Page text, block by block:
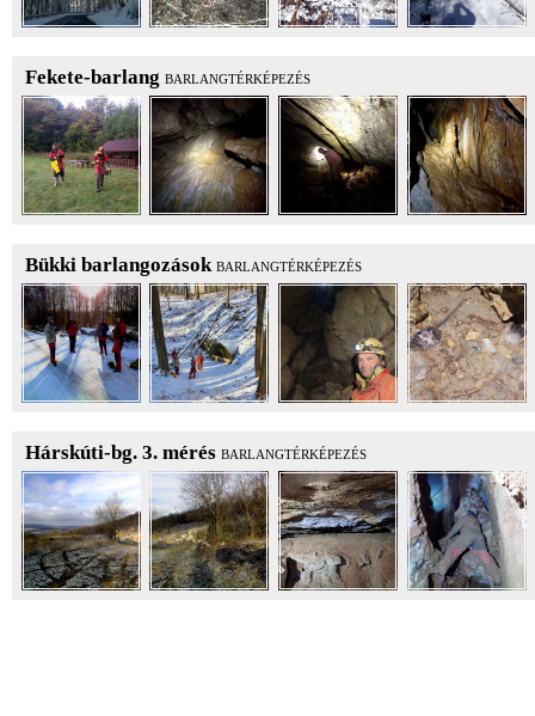
Fekete-barlang BARLANGTÉRKÉPEZÉS
Bükki barlangozások BARLANGTÉRKÉPEZÉS
Hárskúti-bg. 3. mérés BARLANGTÉRKÉPEZÉS